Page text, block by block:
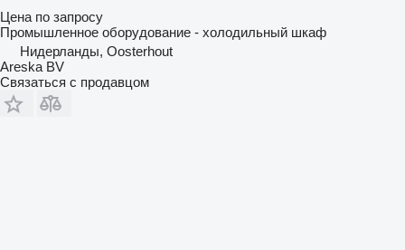
Цена по запросу
Промышленное оборудование - холодильный шкаф
Нидерланды, Oosterhout
Areska BV
Связаться с продавцом